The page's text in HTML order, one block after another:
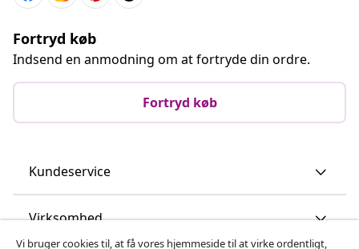
Fortryd køb
Indsend en anmodning om at fortryde din ordre.
Fortryd køb
Kundeservice
Virksomhed
Vi bruger cookies til, at få vores hjemmeside til at virke ordentligt,